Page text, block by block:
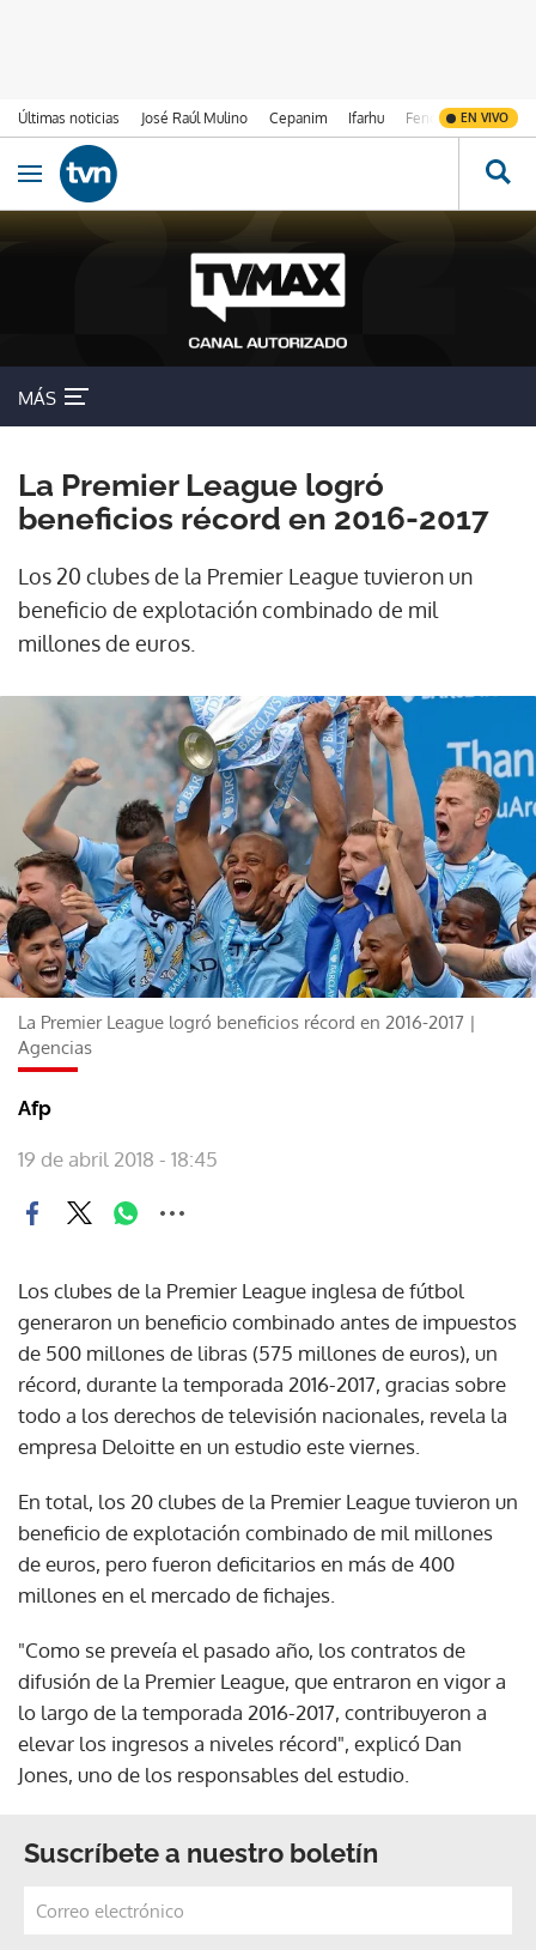
Últimas noticias José Raúl Mulino Cepanim Ifarhu Fenómeno de El
EN VIVO
Ir al contenido
Obrir navegació
MÁS
La Premier League logró
beneficios récord en 2016-2017
Los 20 clubes de la Premier League tuvieron un
beneficio de explotación combinado de mil
millones de euros.
La Premier League logró beneficios récord en 2016-2017 |
Agencias
Afp
19 de abril 2018 - 18:45
Los clubes de la Premier League inglesa de fútbol
generaron un beneficio combinado antes de impuestos
de 500 millones de libras (575 millones de euros), un
récord, durante la temporada 2016-2017, gracias sobre
todo a los derechos de televisión nacionales, revela la
empresa Deloitte en un estudio este viernes.
En total, los 20 clubes de la Premier League tuvieron un
beneficio de explotación combinado de mil millones
de euros, pero fueron deficitarios en más de 400
millones en el mercado de fichajes.
"Como se preveía el pasado año, los contratos de
difusión de la Premier League, que entraron en vigor a
lo largo de la temporada 2016-2017, contribuyeron a
elevar los ingresos a niveles récord", explicó Dan
Jones, uno de los responsables del estudio.
Suscríbete a nuestro boletín